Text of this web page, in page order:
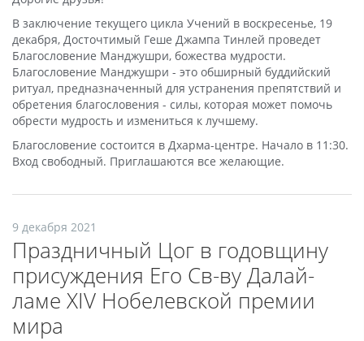
В заключение текущего цикла Учений в воскресенье, 19
декабря, Досточтимый Геше Джампа Тинлей проведет
Благословение Манджушри, божества мудрости.
Благословение Манджушри - это обширный буддийский
ритуал, предназначенный для устранения препятствий и
обретения благословения - силы, которая может помочь
обрести мудрость и измениться к лучшему.
Благословение состоится в Дхарма-центре. Начало в 11:30.
Вход свободный. Приглашаются все желающие.
9 декабря 2021
Праздничный Цог в годовщину
присуждения Его Св-ву Далай-
ламе ХIV Нобелевской премии
мира